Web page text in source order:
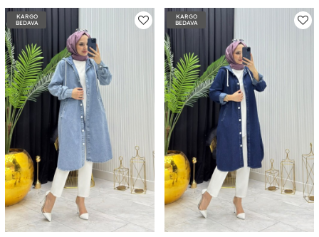
KARGO
BEDAVA
KARGO
BEDAVA